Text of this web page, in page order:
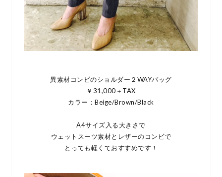
異素材コンビのショルダー２WAYバッグ
￥31,000＋TAX
カラー：Beige/Brown/Black
A4サイズ入る大きさで
ウェットスーツ素材とレザーのコンビで
とっても軽くておすすめです！